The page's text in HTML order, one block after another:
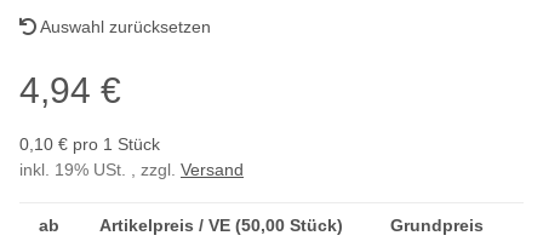
Auswahl zurücksetzen
4,94 €
0,10 € pro 1 Stück
inkl. 19% USt. , zzgl. Versand
ab Artikelpreis / VE (50,00 Stück) Grundpreis